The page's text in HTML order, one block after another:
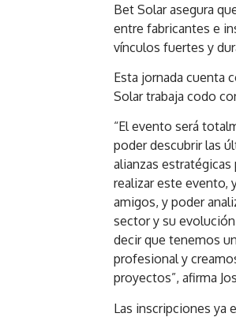
Bet Solar asegura
entre fabricantes e
vínculos fuertes y
Esta jornada cuenta
Solar trabaja codo
“El evento será
poder descubrir las
alianzas
realizar este evento,
amigos, y poder
sector y su
decir que tenemos
profesional y
proyectos”, afirma
Las inscripciones ya